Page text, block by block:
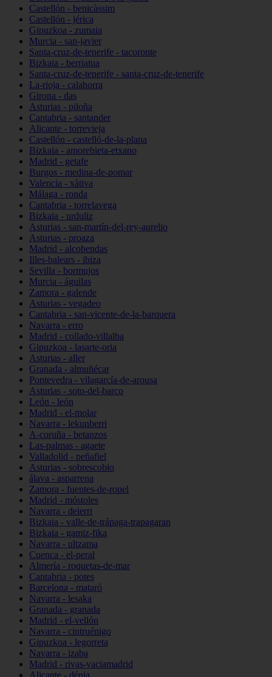
Castellón - benicàssim
Castellón - jérica
Gipuzkoa - zumaia
Murcia - san-javier
Santa-cruz-de-tenerife - tacoronte
Bizkaia - berriatua
Santa-cruz-de-tenerife - santa-cruz-de-tenerife
La-rioja - calahorra
Girona - das
Asturias - piloña
Cantabria - santander
Alicante - torrevieja
Castellón - castelló-de-la-plana
Bizkaia - amorebieta-etxano
Madrid - getafe
Burgos - medina-de-pomar
Valencia - xàtiva
Málaga - ronda
Cantabria - torrelavega
Bizkaia - urduliz
Asturias - san-martín-del-rey-aurelio
Asturias - proaza
Madrid - alcobendas
Illes-balears - ibiza
Sevilla - bormujos
Murcia - águilas
Zamora - galende
Asturias - vegadeo
Cantabria - san-vicente-de-la-barquera
Navarra - erro
Madrid - collado-villalba
Gipuzkoa - lasarte-oria
Asturias - aller
Granada - almuñécar
Pontevedra - vilagarcía-de-arousa
Asturias - soto-del-barco
León - león
Madrid - el-molar
Navarra - lekunberri
A-coruña - betanzos
Las-palmas - agaete
Valladolid - peñafiel
Asturias - sobrescobio
álava - asparrena
Zamora - fuentes-de-ropel
Madrid - móstoles
Navarra - deierri
Bizkaia - valle-de-trápaga-trapagaran
Bizkaia - gamiz-fika
Navarra - ultzama
Cuenca - el-peral
Almería - roquetas-de-mar
Cantabria - potes
Barcelona - mataró
Navarra - lesaka
Granada - granada
Madrid - el-vellón
Navarra - cintruénigo
Gipuzkoa - legorreta
Navarra - izaba
Madrid - rivas-vaciamadrid
Alicante - dénia